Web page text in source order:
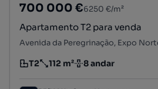
700 000 €6250 €/m²
Apartamento T2 para venda
Tipologia
T2
Preço por metro quadrado
112 m²
Andar 8 andar